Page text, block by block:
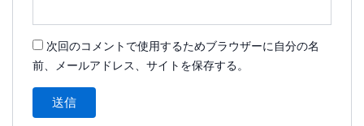
次回のコメントで使用するためブラウザーに自分の名
前、メールアドレス、サイトを保存する。